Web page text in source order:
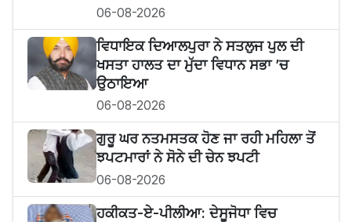
06-08-2026
ਵਿਧਾਇਕ ਦਿਆਲਪੁਰਾ ਨੇ ਸਤਲੁਜ ਪੁਲ ਦੀ
ਖਸਤਾ ਹਾਲਤ ਦਾ ਮੁੱਦਾ ਵਿਧਾਨ ਸਭਾ ’ਚ
ਉਠਾਇਆ
06-08-2026
ਗੁਰੂ ਘਰ ਨਤਮਸਤਕ ਹੋਣ ਜਾ ਰਹੀ ਮਹਿਲਾ ਤੋਂ
ਝਪਟਮਾਰਾਂ ਨੇ ਸੋਨੇ ਦੀ ਚੇਨ ਝਪਟੀ
06-08-2026
ਹਕੀਕਤ-ਏ-ਪੀਲੀਆ: ਦੇਸੂਜੋਧਾ ਵਿਚ